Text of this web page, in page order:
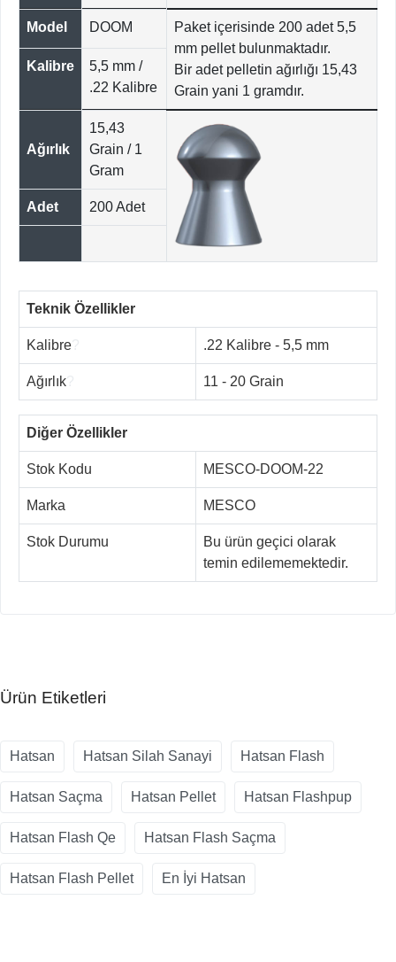
Model DOOM
Paket içerisinde 200 adet 5,5
mm pellet bulunmaktadır.
Bir adet pelletin ağırlığı 15,43
Grain yani 1 gramdır.
Kalibre
5,5 mm /
.22 Kalibre
Ağırlık
15,43
Grain / 1
Gram
Adet 200 Adet
Teknik Özellikler
Kalibre .22 Kalibre - 5,5 mm
Ağırlık 11 - 20 Grain
Diğer Özellikler
Stok Kodu MESCO-DOOM-22
Marka MESCO
Stok Durumu
Bu ürün geçici olarak
temin edilememektedir.
Ürün Etiketleri
Hatsan Hatsan Silah Sanayi Hatsan Flash
Hatsan Saçma Hatsan Pellet Hatsan Flashpup
Hatsan Flash Qe Hatsan Flash Saçma
Hatsan Flash Pellet En İyi Hatsan